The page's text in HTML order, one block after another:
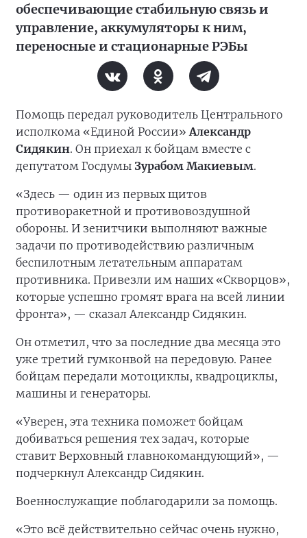
обеспечивающие стабильную связь и
управление, аккумуляторы к ним,
переносные и стационарные РЭБы
Помощь передал руководитель Центрального
исполкома «Единой России»Александр
Сидякин. Он приехал к бойцам вместе с
депутатом Госдумы Зурабом Макиевым.
«Здесь — один из первых щитов
противоракетной и противовоздушной
обороны. И зенитчики выполняют важные
задачи по противодействию различным
беспилотным летательным аппаратам
противника. Привезли им наших «Скворцов»,
которые успешно громят врага на всей линии
фронта», — сказал Александр Сидякин.
Он отметил, что за последние два месяца это
уже третий гумконвой на передовую. Ранее
бойцам передали мотоциклы, квадроциклы,
машины и генераторы.
«Уверен, эта техника поможет бойцам
добиваться решения тех задач, которые
ставит Верховный главнокомандующий», —
подчеркнул Александр Сидякин.
Военнослужащие поблагодарили за помощь.
«Это всё действительно сейчас очень нужно,